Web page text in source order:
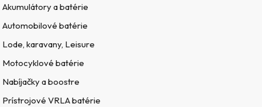
Akumulátory a batérie
Automobilové batérie
Lode, karavany, Leisure
Motocyklové batérie
Nabíjačky a boostre
Prístrojové VRLA batérie